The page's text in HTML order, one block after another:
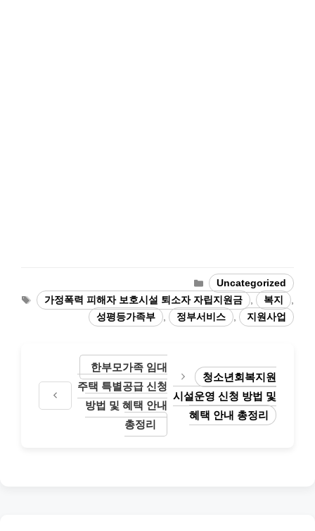
Categories
Uncategorized
Tags
가정폭력 피해자 보호시설 퇴소자 자립지원금 , 복지
,
성평등가족부
, 정부서비스 , 지원사업
한부모가족 임대
주택 특별공급 신청
방법 및 혜택 안내
총정리
청소년회복지원
시설운영 신청 방법 및
혜택 안내 총정리